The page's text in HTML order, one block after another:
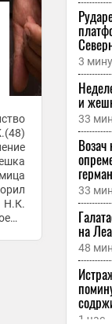
Н.К.
ви
2.500
3
и
33
Возач
33
на
48
1 час -